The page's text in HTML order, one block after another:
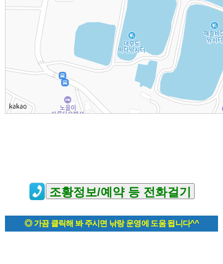
◎ 가끔 클릭해 봐 주시면 낚랑 운영에 도움 됩니다^^